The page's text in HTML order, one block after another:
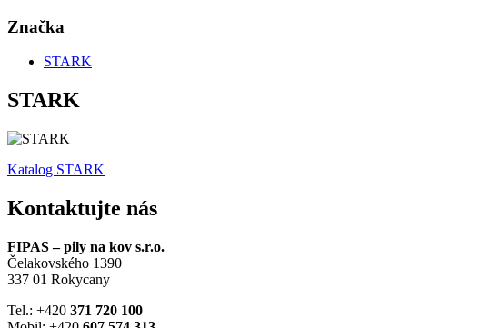
Značka
STARK
STARK
Katalog STARK
Kontaktujte nás
FIPAS – pily na kov s.r.o.
Čelakovského 1390
337 01 Rokycany
Tel.: +420 371 720 100